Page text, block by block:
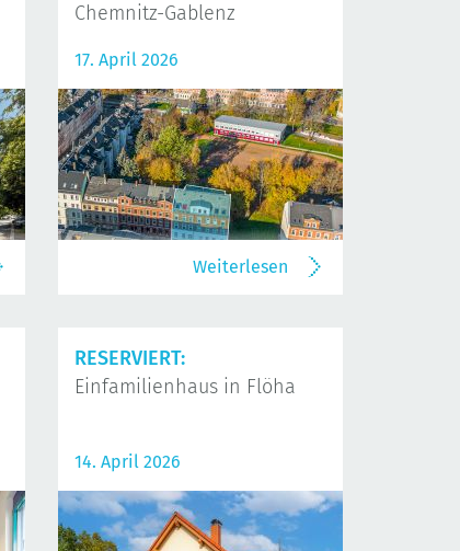
Chemnitz-Gablenz
17. April 2026
Weiterlesen
RESERVIERT:
Einfamilienhaus in Flöha
14. April 2026